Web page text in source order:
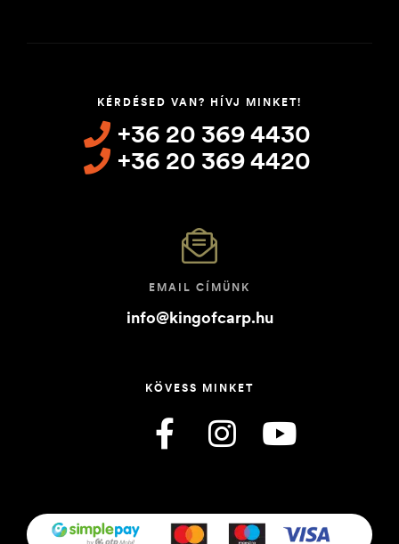
KÉRDÉSED VAN? HÍVJ MINKET!
+36 20 369 4430
+36 20 369 4420
EMAIL CÍMÜNK
info@kingofcarp.hu
KÖVESS MINKET